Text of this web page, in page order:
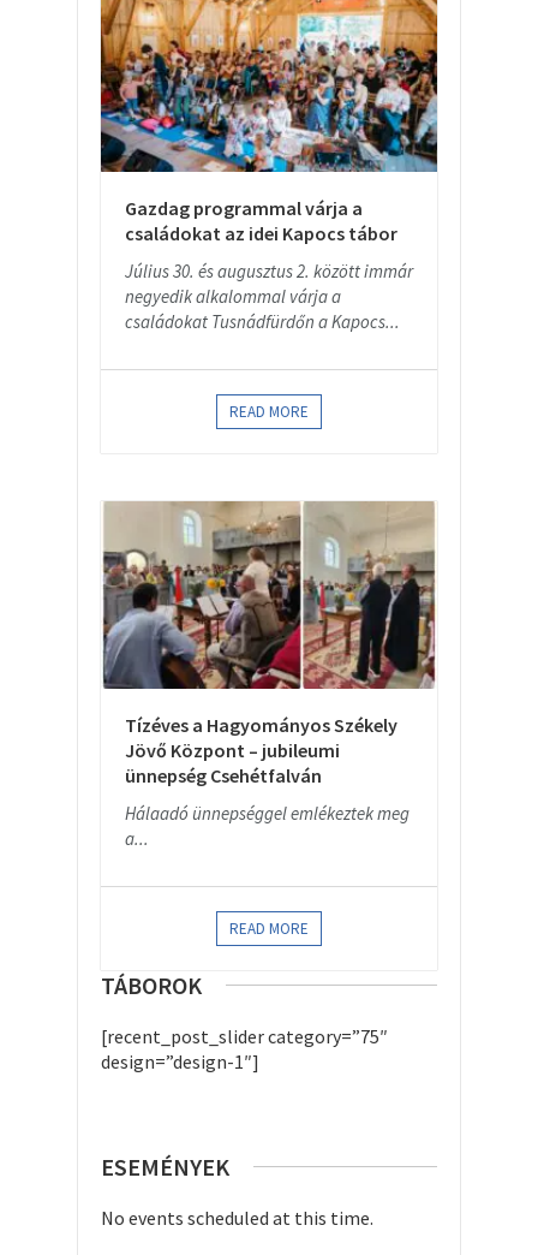
Gazdag programmal várja a
családokat az idei Kapocs tábor
Július 30. és augusztus 2. között immár
negyedik alkalommal várja a
családokat Tusnádfürdőn a Kapocs...
READ MORE
Tízéves a Hagyományos Székely
Jövő Központ – jubileumi
ünnepség Csehétfalván
Hálaadó ünnepséggel emlékeztek meg
a...
READ MORE
TÁBOROK
[recent_post_slider category=”75″
design=”design-1″]
ESEMÉNYEK
No events scheduled at this time.